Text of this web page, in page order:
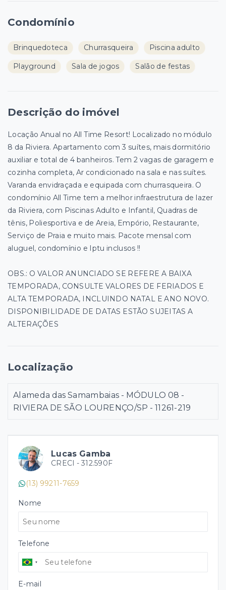
Lucas Gamba
CRECI - 312.590F
(13) 99211-7659
Nome
Telefone
E-mail
Condomínio
Brinquedoteca Churrasqueira Piscina adulto
Playground Sala de jogos Salão de festas
Descrição do imóvel
Locação Anual no All Time Resort! Localizado no módulo
8 da Riviera. Apartamento com 3 suítes, mais dormitório
auxiliar e total de 4 banheiros. Tem 2 vagas de garagem e
cozinha completa, Ar condicionado na sala e nas suítes.
Varanda envidraçada e equipada com churrasqueira. O
condomínio All Time tem a melhor infraestrutura de lazer
da Riviera, com Piscinas Adulto e Infantil, Quadras de
tênis, Poliesportiva e de Areia, Empório, Restaurante,
Serviço de Praia e muito mais. Pacote mensal com
aluguel, condomínio e Iptu inclusos !!
OBS.: O VALOR ANUNCIADO SE REFERE A BAIXA
TEMPORADA, CONSULTE VALORES DE FERIADOS E
ALTA TEMPORADA, INCLUINDO NATAL E ANO NOVO.
DISPONIBILIDADE DE DATAS ESTÃO SUJEITAS A
ALTERAÇÕES
Localização
Alameda das Samambaias - MÓDULO 08 -
RIVIERA DE SÃO LOURENÇO/SP - 11261-219